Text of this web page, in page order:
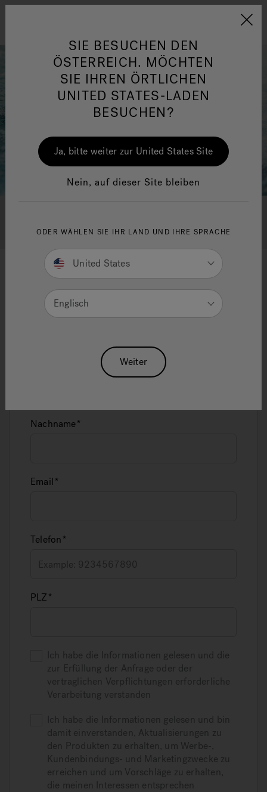
Jacuzzi&reg; EMEA
One Page Anfrage
Nachname
Email
Telefon
PLZ
Ich habe die Informationen gelesen und die
zur Erfüllung der Anfrage oder der
vertraglichen Verpflichtungen erforderliche
Verarbeitung verstanden
Ich habe die Informationen gelesen und bin
damit einverstanden, Aktualisierungen zu
den Produkten zu erhalten, um Werbe-,
Kundenbindungs- und Marketingzwecke zu
erreichen und um Vorschläge zu erhalten,
die meinen Interessen entsprechen
SIE BESUCHEN DEN
ÖSTERREICH. MÖCHTEN
SIE IHREN ÖRTLICHEN
UNITED STATES-LADEN
BESUCHEN?
Ja, bitte weiter zur United States Site
Nein, auf dieser Site bleiben
ODER WÄHLEN SIE IHR LAND UND IHRE SPRACHE
United States
Englisch
Weiter